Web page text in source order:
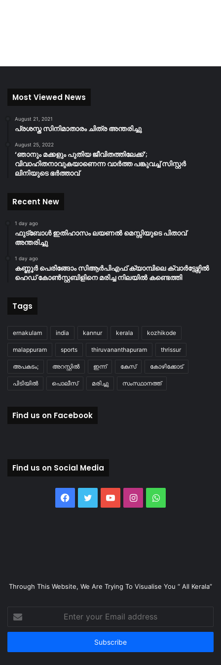
Most Viewed News
August 21, 2021
പ്രശസ്ത സിനിമാതാരം ചിത്ര അന്തരിച്ചു
August 25, 2022
‘ഞാനും മക്കളും പുതിയ ജീവിതത്തിലേക്ക്’;
വിവാഹിതനാവുകയാണെന്ന വാർത്ത പങ്കുവച്ച് സിസ്റ്റർ
ലിനിയുടെ ഭർത്താവ്
Recent New
1 day ago
ഫുട്ബോൾ ഇതിഹാസം ലയണൽ മെസ്സിയുടെ പിതാവ്
അന്തരിച്ചു
1 day ago
കണ്ണൂർ പെരിങ്ങോം സിആർപിഎഫ് ക്യാമ്പിലെ ക്വാർട്ടേഴ്സിൽ
ഹെഡ് കോൺസ്റ്റബിളിനെ മരിച്ച നിലയിൽ കണ്ടെത്തി
Tags
ernakulam india kannur kerala kozhikode
malappuram sports thiruvananthapuram thrissur
അപകടം; അറസ്റ്റിൽ ഇന്ന് കേസ് കോഴിക്കോട്
പിടിയിൽ പൊലീസ് മരിച്ചു സംസ്ഥാനത്ത്
Find us on Facebook
Find us on Social Media
Facebook
TwitterYouTubeInstagramWhatsApp
Through This Website, We Are Trying To Visualise You “ All Kerala”
your
Email